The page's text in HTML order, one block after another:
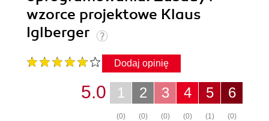
wzorce projektowe Klaus
Iglberger
Dodaj opinię
6
(0)
5
(1)
4
(0)
3
(0)
2
(0)
1
(0)
5.0